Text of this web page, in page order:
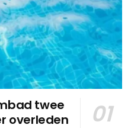
twee
overleden